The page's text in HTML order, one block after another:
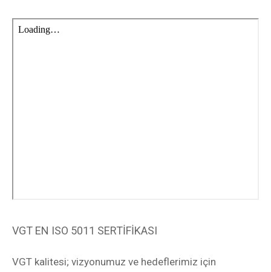
VGT EN ISO 5011 SERTİFİKASI
VGT kalitesi; vizyonumuz ve hedeflerimiz için